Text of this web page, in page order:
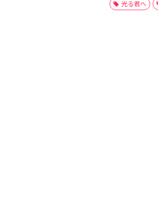
光る君へ